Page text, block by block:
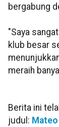
bergabung
"Saya
klub besar
meraih
Berita ini
judul: